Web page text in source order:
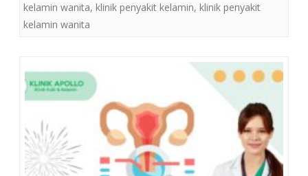
kelamin wanita, klinik penyakit kelamin, klinik penyakit
kelamin wanita